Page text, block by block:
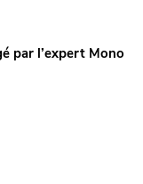
par l’expert Mono